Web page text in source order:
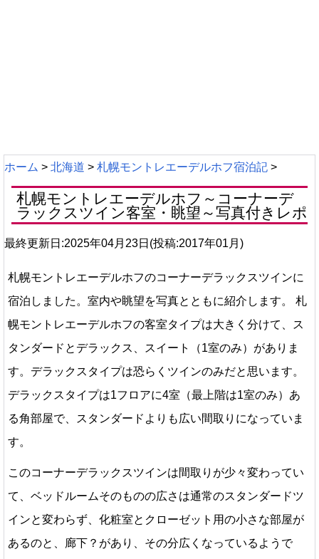
ホーム > 北海道 > 札幌モントレエーデルホフ宿泊記 >
札幌モントレエーデルホフ～コーナーデ
ラックスツイン客室・眺望～写真付きレポ
最終更新日:2025年04月23日(投稿:2017年01月)
札幌モントレエーデルホフのコーナーデラックスツインに
宿泊しました。室内や眺望を写真とともに紹介します。 札
幌モントレエーデルホフの客室タイプは大きく分けて、ス
タンダードとデラックス、スイート（1室のみ）がありま
す。デラックスタイプは恐らくツインのみだと思います。
デラックスタイプは1フロアに4室（最上階は1室のみ）あ
る角部屋で、スタンダードよりも広い間取りになっていま
す。
このコーナーデラックスツインは間取りが少々変わってい
て、ベッドルームそのものの広さは通常のスタンダードツ
インと変わらず、化粧室とクローゼット用の小さな部屋が
あるのと、廊下？があり、その分広くなっているようで